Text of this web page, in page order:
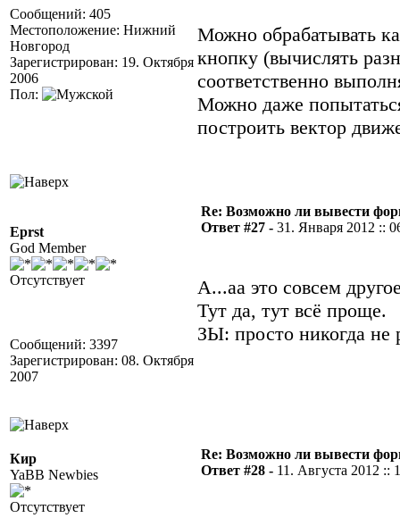
Сообщений: 405
Местоположение: Нижний
Новгород
Зарегистрирован: 19. Октября
2006
Пол:
Можно обрабатывать
кнопку (вычислять
соответственно
Можно даже
построить вектор
Eprst
God Member
Отсутствует
Сообщений: 3397
Зарегистрирован: 08. Октября
2007
Re: Возможно ли вывести
Ответ #27 - 31. Января 2012 ::
А...аа это совсем
Тут да, тут всё проще.
ЗЫ: просто никогда не
Кир
YaBB Newbies
Отсутствует
Re: Возможно ли вывести
Ответ #28 - 11. Августа 2012 ::